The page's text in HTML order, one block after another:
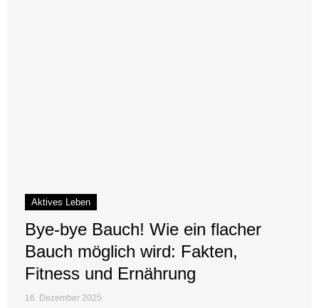
Aktives Leben
Bye-bye Bauch! Wie ein flacher
Bauch möglich wird: Fakten,
Fitness und Ernährung
16. Dezember 2025